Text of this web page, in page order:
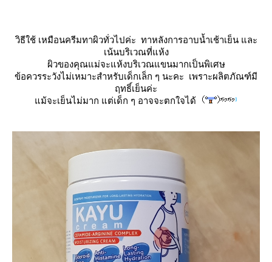
วิธีใช้ เหมือนครีมทาผิวทั่วไปค่ะ ทาหลังการอาบน้ำเช้าเย็น และ
เน้นบริเวณที่แห้ง
ผิวของคุณแม่จะแห้งบริเวณแขนมากเป็นพิเศษ
ข้อควรระวังไม่เหมาะสำหรับเด็กเล็ก ๆ นะคะ เพราะผลิตภัณฑ์มี
ฤทธิ์เย็นค่ะ
ม้จะเย็นไม่มาก แต่เด็ก ๆ อาจจะตกใจได้